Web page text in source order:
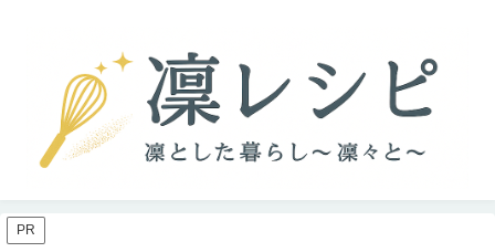
PR